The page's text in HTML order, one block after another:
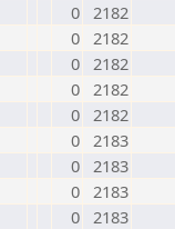
0 2182
0 2182
0 2182
0 2182
0 2182
0 2183
0 2183
0 2183
0 2183